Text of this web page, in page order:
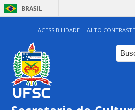
BRASIL
ACESSIBILIDADE ALTO CONTRASTE
0:00